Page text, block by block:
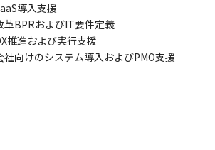
導入支援
BPRおよびIT要件定義
推進および実行支援
向けのシステム導入およびPMO支援